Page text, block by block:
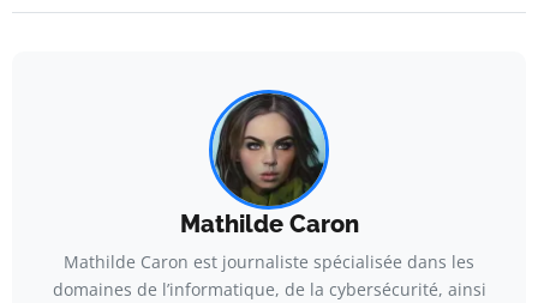
Mathilde Caron
Mathilde Caron est journaliste spécialisée dans les
domaines de l’informatique, de la cybersécurité, ainsi